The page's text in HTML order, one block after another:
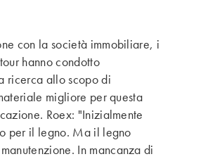
con la società immobiliare, i
hanno condotto
ricerca allo scopo di
migliore per questa
Roex: "Inizialmente
per il legno. Ma il legno
In mancanza di